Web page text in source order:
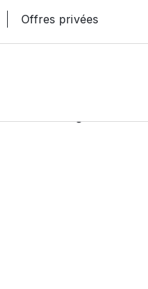
Offres privées